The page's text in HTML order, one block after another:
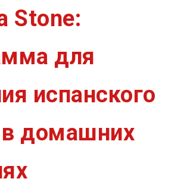
Stone:
для
испанского
домашних